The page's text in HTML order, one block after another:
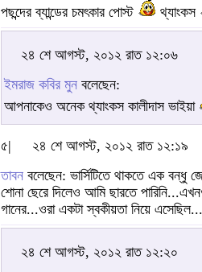
পছন্দের ব্যান্ডের চমৎকার পোস্ট থ্যাংকস
২৪ শে আগস্ট, ২০১২ রাত ১২:০৬
ইমরাজ কবির মুন বলেছেন:
আপনাকেও অনেক থ্যাংকস কালীদাস ভাইয়া
৫|
২৪ শে আগস্ট, ২০১২ রাত ১২:১৯
তাবন বলেছেন: ভার্সিটিতে থাকতে এক বন্ধু
শোনা ছেরে দিলেও আমি ছারতে
গানের...ওরা একটা স্বকীয়তা নিয়ে
২৪ শে আগস্ট, ২০১২ রাত ১২:২০